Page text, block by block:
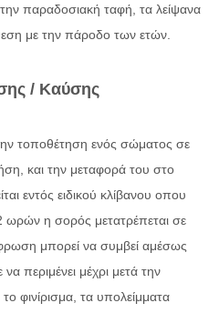
παραδοσιακή ταφή, τα λείψανα
με την πάροδο των ετών.
/ Καύσης
τοποθέτηση ενός σώματος σε
και την μεταφορά του στο
εντός ειδικού κλίβανου οπου
ωρών η σορός μετατρέπεται σε
μπορεί να συμβεί αμέσως
περιμένει μέχρι μετά την
φινίρισμα, τα υπολείμματα